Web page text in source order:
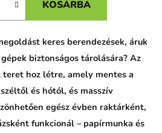
KOSÁRBA
keres berendezések, áruk
biztonságos tárolására? Az
teret hoz létre, amely mentes a
és hótól, és masszív
egész évben raktárként,
funkcionál – papírmunka és